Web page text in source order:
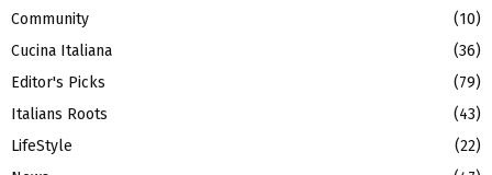
o
r
:
A
R
H
Community
(10)
Cucina Italiana
(36)
Editor's Picks
(79)
Italians Roots
(43)
LifeStyle
(22)